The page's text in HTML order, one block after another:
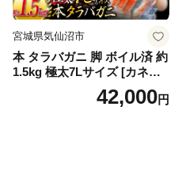
宮城県気仙沼市
本 タラバガニ 脚 ボイル済 約
1.5kg 極太7Lサイズ [カネダ
イ 宮城県 気仙沼市 2056432
6] カニ かに 蟹 たらばがに た
42,000円